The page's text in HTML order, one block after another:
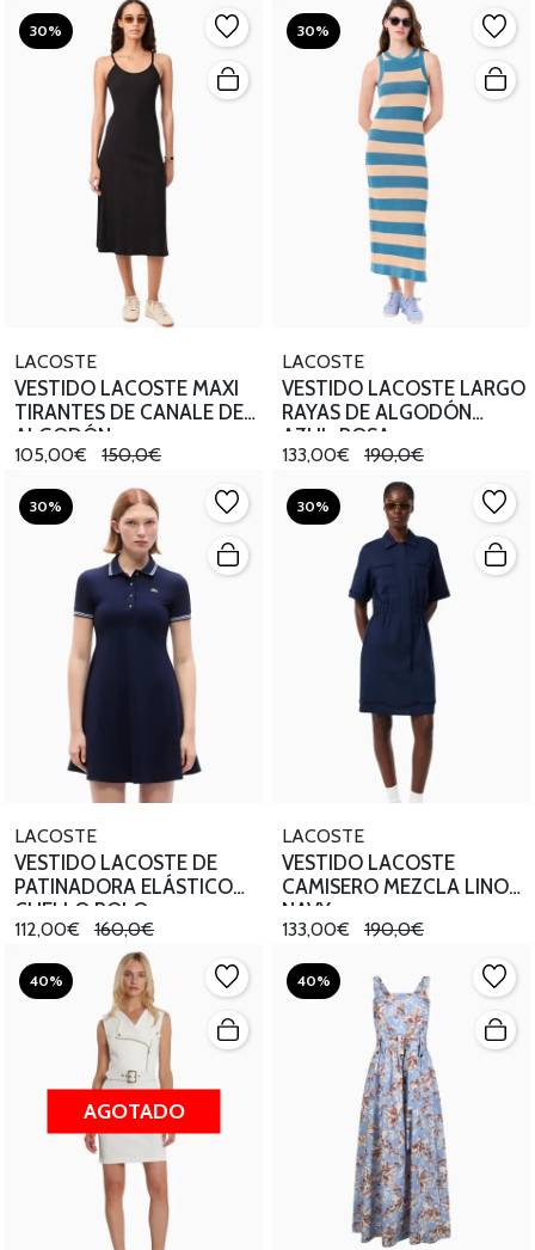
30%
LACOSTE
VESTIDO LACOSTE MAXI
TIRANTES DE CANALE DE
ALGODÓN
105,00€ 150,0€
30%
LACOSTE
VESTIDO LACOSTE LARGO
RAYAS DE ALGODÓN
AZUL-ROSA
133,00€ 190,0€
30%
LACOSTE
VESTIDO LACOSTE DE
PATINADORA ELÁSTICO
CUELLO POLO
112,00€ 160,0€
30%
LACOSTE
VESTIDO LACOSTE
CAMISERO MEZCLA LINO
NAVY
133,00€ 190,0€
40%
AGOTADO
40%